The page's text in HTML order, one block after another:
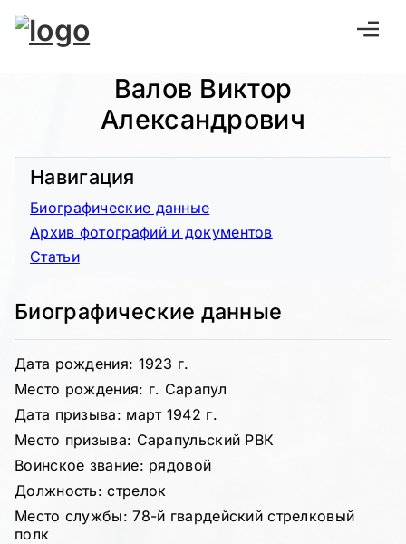
Валов Виктор
Александрович
Биографические данные
Дата рождения: 1923 г.
Место рождения: г. Сарапул
Дата призыва: март 1942 г.
Место призыва: Сарапульский РВК
Воинское звание: рядовой
Должность: стрелок
Место службы: 78-й гвардейский стрелковый
полк
Навигация
Биографические данные
Архив фотографий и документов
Статьи